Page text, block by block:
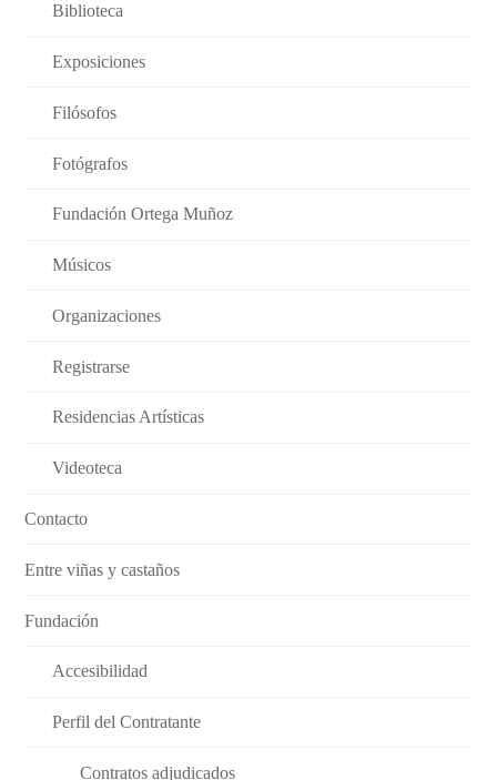
Biblioteca
Exposiciones
Filósofos
Fotógrafos
Fundación Ortega Muñoz
Músicos
Organizaciones
Registrarse
Residencias Artísticas
Videoteca
Contacto
Entre viñas y castaños
Fundación
Accesibilidad
Perfil del Contratante
Contratos adjudicados